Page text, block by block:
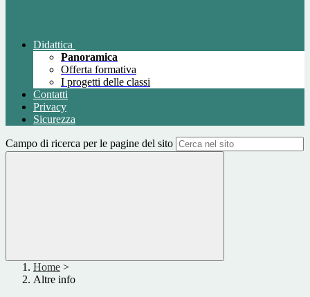
Didattica
Panoramica
Offerta formativa
I progetti delle classi
Contatti
Privacy
Sicurezza
Campo di ricerca per le pagine del sito
Home >
Altre info